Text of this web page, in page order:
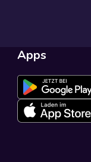
Apps